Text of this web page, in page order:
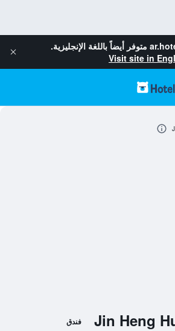
متوفر أيضاً باللغة الإنجليزية.
Visit site in
Jin Heng فندق